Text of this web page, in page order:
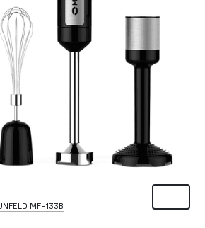
MF-133B